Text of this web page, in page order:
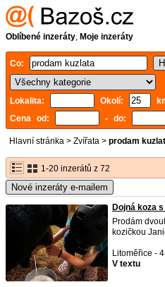
Oblíbené inzeráty, Moje inzeráty
Co:
Lokalita: Okolí:
Cena od:
- do:
Hlavní stránka > Zvířata > prodam
1-20 inzerátů z 72
Nové inzeráty e-mailem
Dojná koza
Prodám
kozičkou
Litoměřice -
V textu